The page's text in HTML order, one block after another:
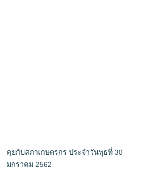
คุยกับสภาเกษตรกร ประจำวันพุธที่ 30
มกราคม 2562